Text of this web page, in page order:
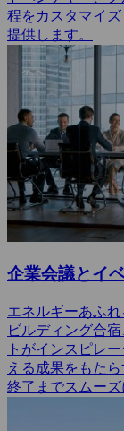
程をカスタマイ
提供します。
企業会議とイ
エネルギーあふ
ビルディング合
トがインスピレ
える成果をもた
終了までスムーズ